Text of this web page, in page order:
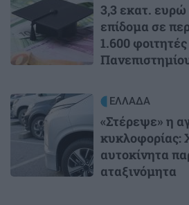
3,3 εκατ. ευρώ
επίδομα σε
1.600
Image ΕΛΛΑΔΑ
«Στέρεψε» η
κυκλοφορίας:
αυτοκίνητα
αταξινόμητα